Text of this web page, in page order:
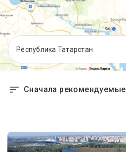
Республика Татарстан
Сначала рекомендуемые